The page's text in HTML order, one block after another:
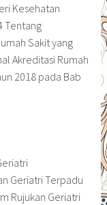
Kesehatan
Tentang
Sakit yang
Akreditasi Rumah
2018 pada Bab
Geriatri Terpadu
Rujukan Geriatri